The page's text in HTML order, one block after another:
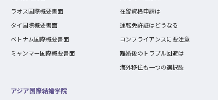
ラオス国際概要書面
タイ国際概要書面
ベトナム国際概要書面
ミャンマー国際概要書面
在留資格申請は
運転免許証はどうなる
コンプライアンスに要注意
離婚後のトラブル回避は
海外移住も一つの選択肢
アジア国際結婚学院